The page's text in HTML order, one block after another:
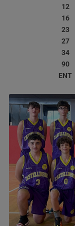
12
16
23
27
34
90
ENT